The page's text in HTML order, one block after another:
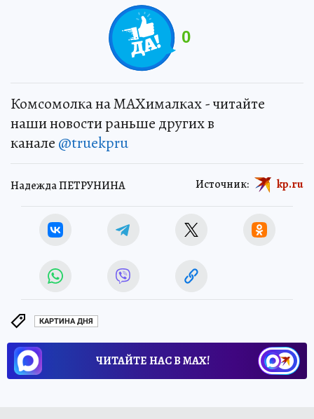
0
Комсомолка на MAXималках - читайте
наши новости раньше других в
канале @truekpru
Надежда ПЕТРУНИНА Источник: kp.ru
КАРТИНА ДНЯ
ЧИТАЙТЕ НАС В МАХ!